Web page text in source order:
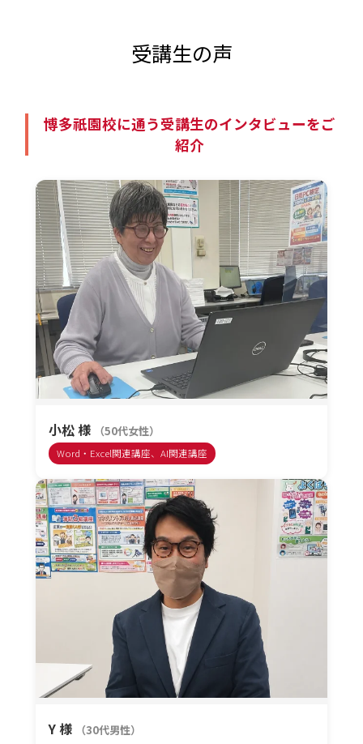
受講生の声
博多祇園校に通う受講生のインタビューをご
紹介
小松 様 （50代女性）
Word・Excel関連講座、AI関連講座
Y 様 （30代男性）